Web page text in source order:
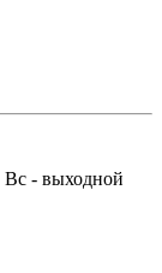
Вс - выходной